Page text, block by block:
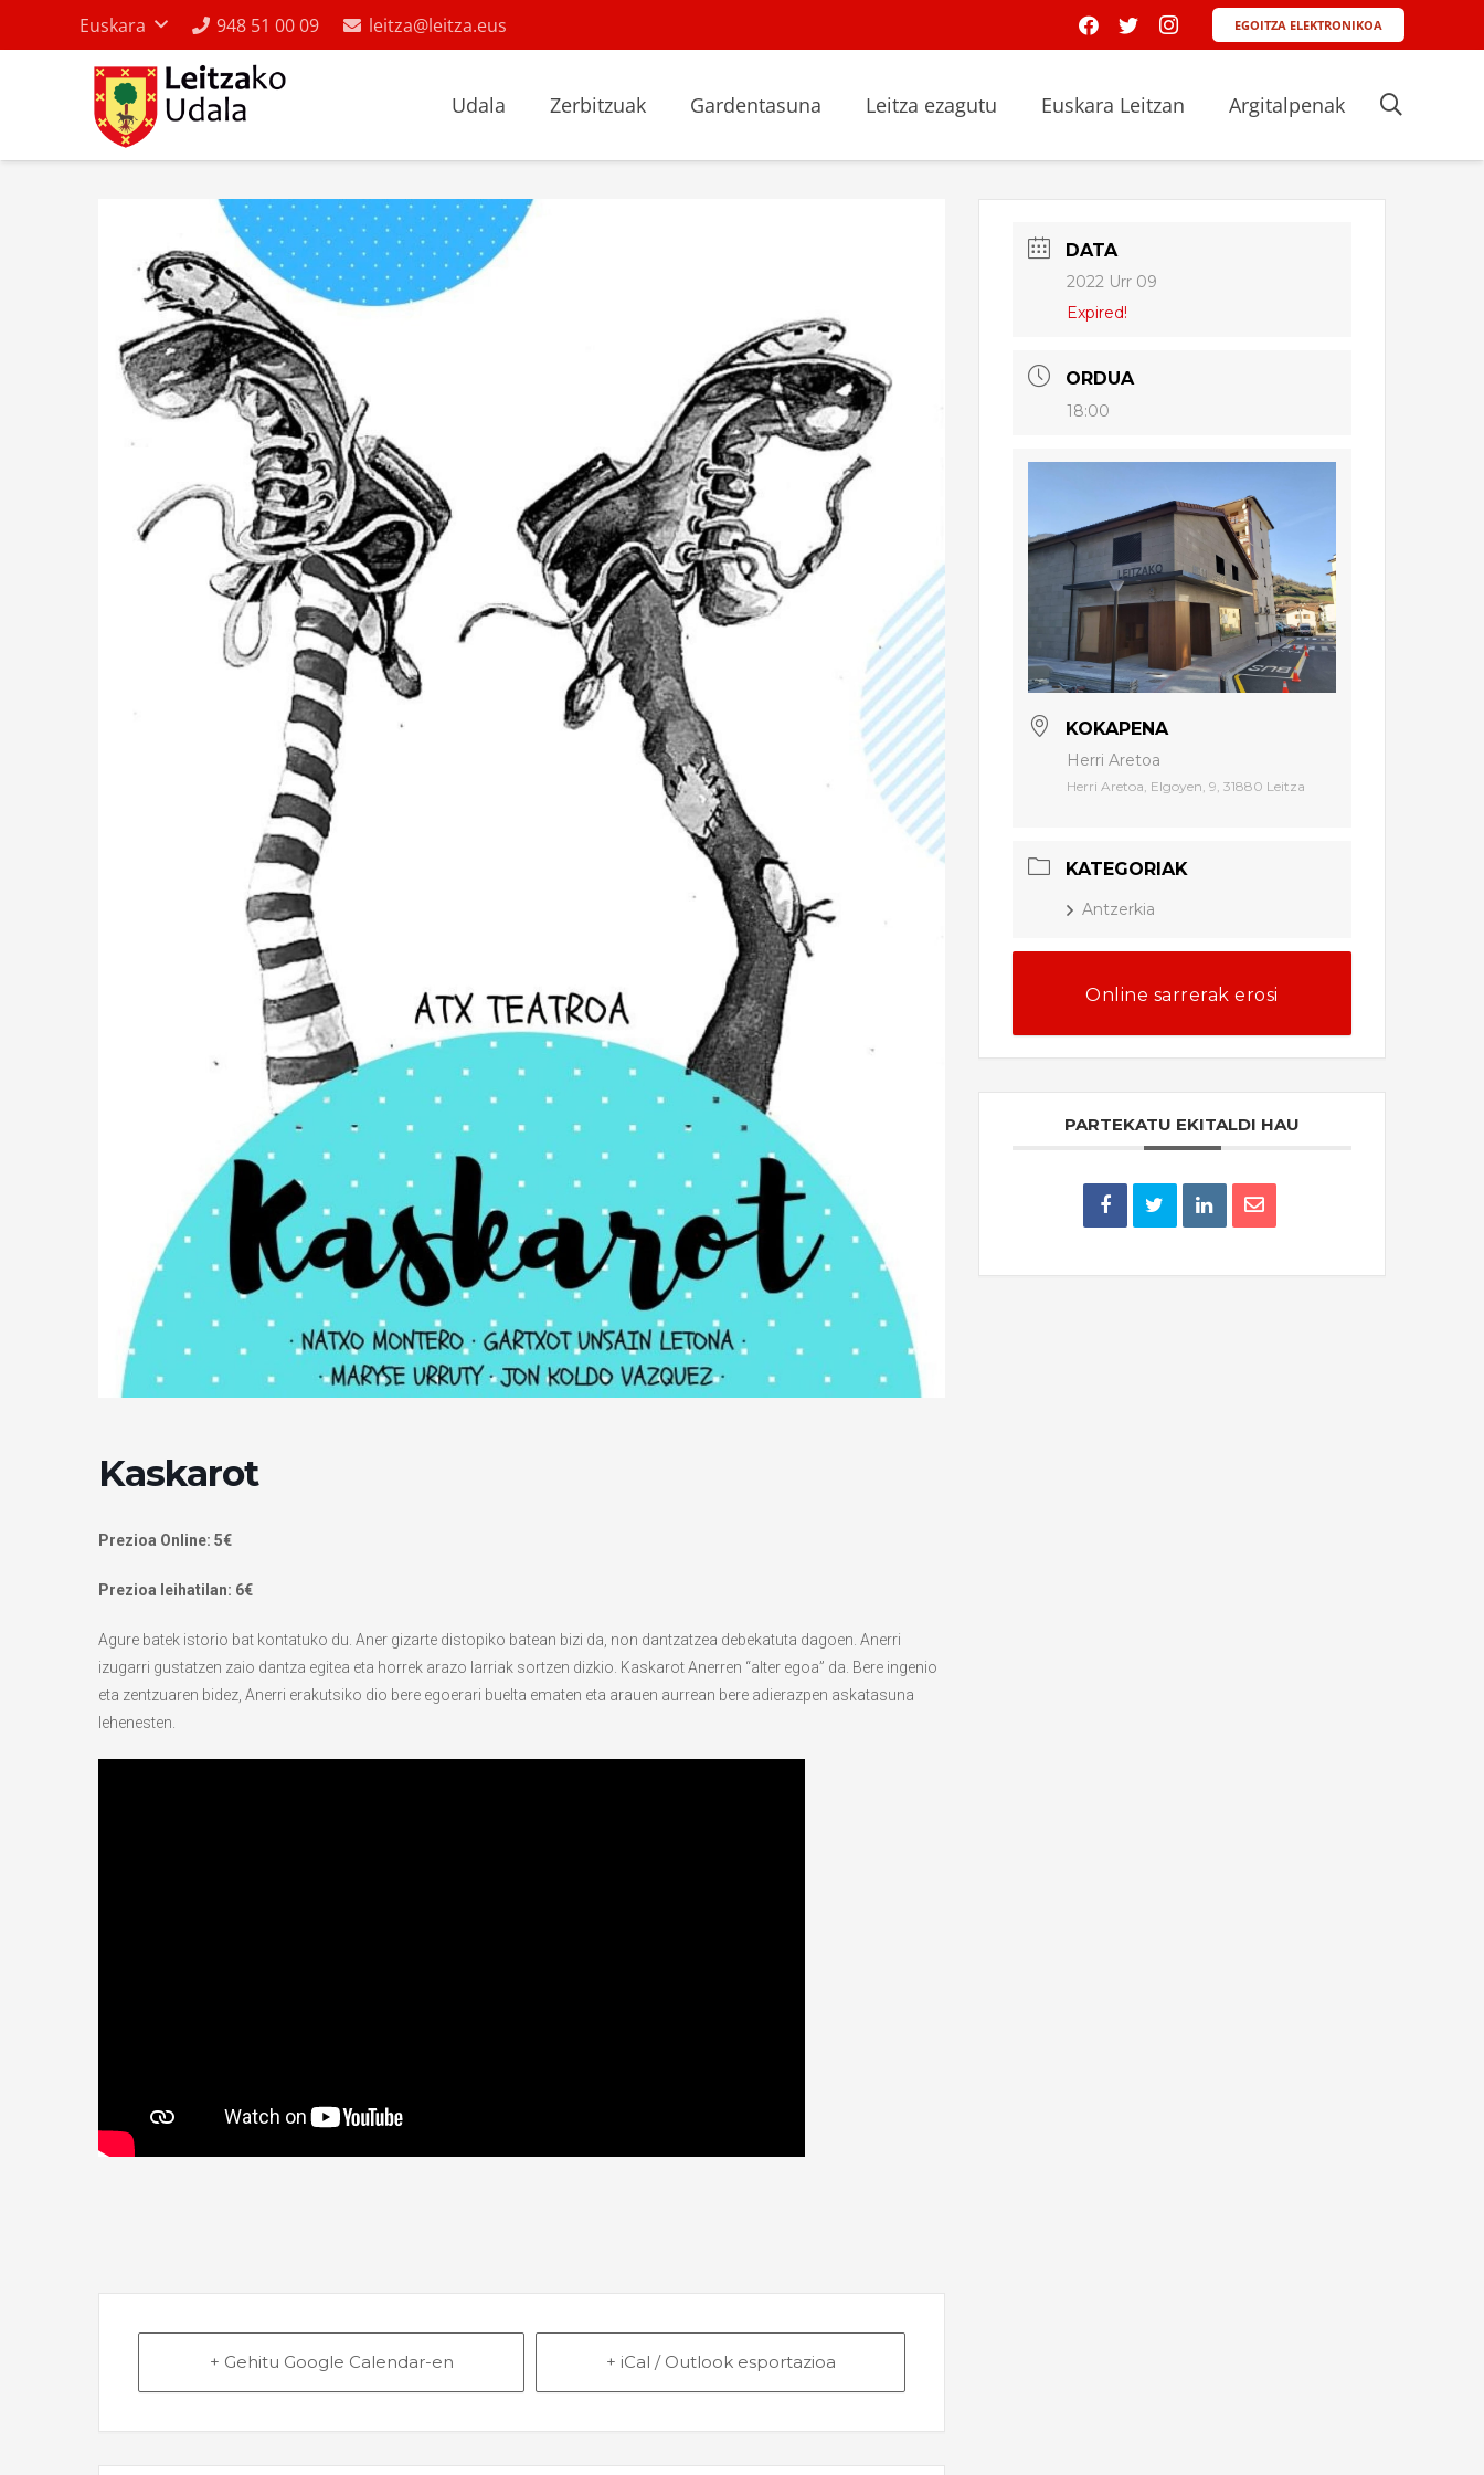
Euskara 948 51 00 09 leitza@leitza.eus EGOITZA ELEKTRONIKOA
Udala Zerbitzuak Gardentasuna Leitza ezagutu Euskara Leitzan Argitalpenak
Kaskarot
Prezioa Online: 5€
Prezioa leihatilan: 6€
Agure batek istorio bat kontatuko du. Aner gizarte distopiko batean bizi da, non dantzatzea debekatuta dagoen. Anerri
izugarri gustatzen zaio dantza egitea eta horrek arazo larriak sortzen dizkio. Kaskarot Anerren “alter egoa” da. Bere ingenio
eta zentzuaren bidez, Anerri erakutsiko dio bere egoerari buelta ematen eta arauen aurrean bere adierazpen askatasuna
lehenesten.
+ Gehitu Google Calendar-en + iCal / Outlook esportazioa
DATA
2022 Urr 09
Expired!
ORDUA
18:00
KOKAPENA
Herri Aretoa
Herri Aretoa, Elgoyen, 9, 31880 Leitza
KATEGORIAK
Antzerkia
Online sarrerak erosi
PARTEKATU EKITALDI HAU